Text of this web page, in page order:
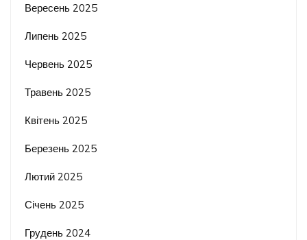
Вересень 2025
Липень 2025
Червень 2025
Травень 2025
Квітень 2025
Березень 2025
Лютий 2025
Січень 2025
Грудень 2024